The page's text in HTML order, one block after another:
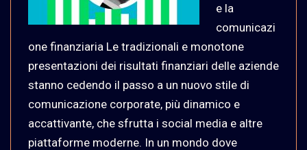
e la
comunicazi
one finanziaria Le tradizionali e monotone
presentazioni dei risultati finanziari delle aziende
stanno cedendo il passo a un nuovo stile di
comunicazione corporate, più dinamico e
accattivante, che sfrutta i social media e altre
piattaforme moderne. In un mondo dove